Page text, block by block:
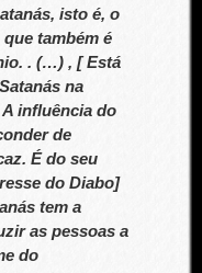
isto é, o
também é
. (…) , [ Está
na
influência do
de
É do seu
do Diabo]
tem a
as pessoas a
do